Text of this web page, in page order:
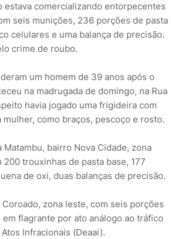
comercializando entorpecentes
seis munições, 236 porções de pasta
celulares e uma balança de precisão.
crime de roubo.
um homem de 39 anos após o
na madrugada de domingo, na Rua
havia jogado uma frigideira com
como braços, pescoço e rosto.
bairro Nova Cidade, zona
trouxinhas de pasta base, 177
de oxi, duas balanças de precisão.
zona leste, com seis porções
flagrante por ato análogo ao tráfico
Infracionais (Deaai).